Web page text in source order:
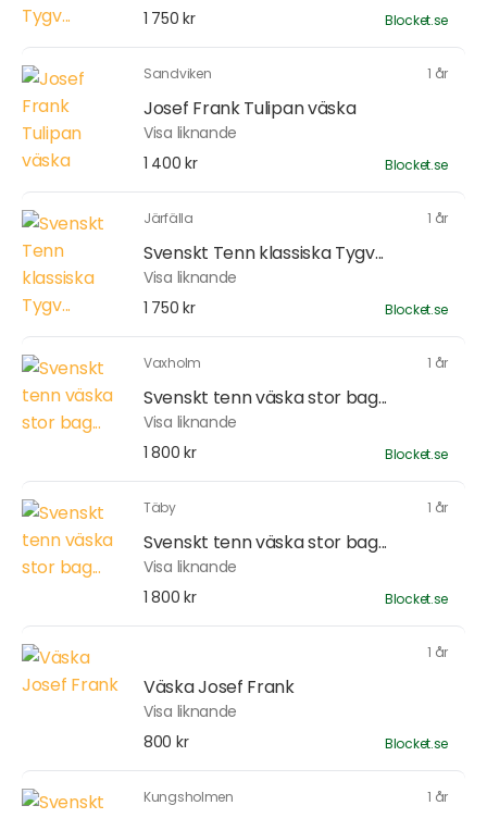
1 750 kr Blocket.se
Sandviken 1 år
Josef Frank Tulipan väska
Visa liknande
1 400 kr
Blocket.se
Järfälla 1 år
Svenskt Tenn klassiska Tygv...
Visa liknande
1 750 kr
Blocket.se
Vaxholm 1 år
Svenskt tenn väska stor bag...
Visa liknande
1 800 kr
Blocket.se
Täby 1 år
Svenskt tenn väska stor bag...
Visa liknande
1 800 kr
Blocket.se
1 år
Väska Josef Frank
Visa liknande
800 kr
Blocket.se
Kungsholmen 1 år